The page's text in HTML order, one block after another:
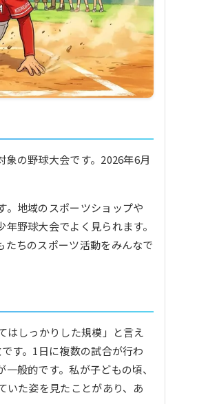
象の野球大会です。2026年6月
。地域のスポーツショップや
野球大会でよく見られます。
ちのスポーツ活動をみんなで
はしっかりした規模」と言え
す。1日に複数の試合が行わ
般的です。私が子どもの頃、
いた姿を見たことがあり、あ